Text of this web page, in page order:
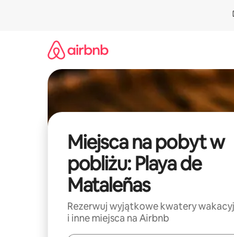
Miejsca na pobyt w
pobliżu: Playa de
Mataleñas
Rezerwuj wyjątkowe kwatery
i inne miejsca na Airbnb